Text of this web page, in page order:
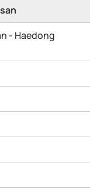
- Haedong